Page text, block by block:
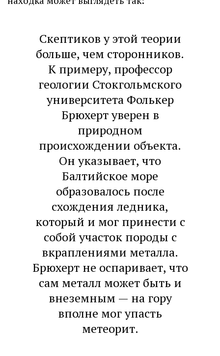
Скептиков у этой теории
больше, чем сторонников.
К примеру, профессор
геологии Стокгольмского
университета Фолькер
Брюхерт уверен в
природном
происхождении объекта.
Он указывает, что
Балтийское море
образовалось после
схождения ледника,
который и мог принести с
собой участок породы с
вкраплениями металла.
Брюхерт не оспаривает, что
сам металл может быть и
внеземным — на гору
вполне мог упасть
метеорит.